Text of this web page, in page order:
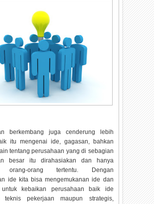
berkembang juga cenderung lebih
itu mengenai ide, gagasan, bahkan
tentang perusahaan yang di sebagian
besar itu dirahasiakan dan hanya
orang-orang tertentu. Dengan
ide kita bisa mengemukanan ide dan
untuk kebaikan perusahaan baik ide
teknis pekerjaan maupun strategis,